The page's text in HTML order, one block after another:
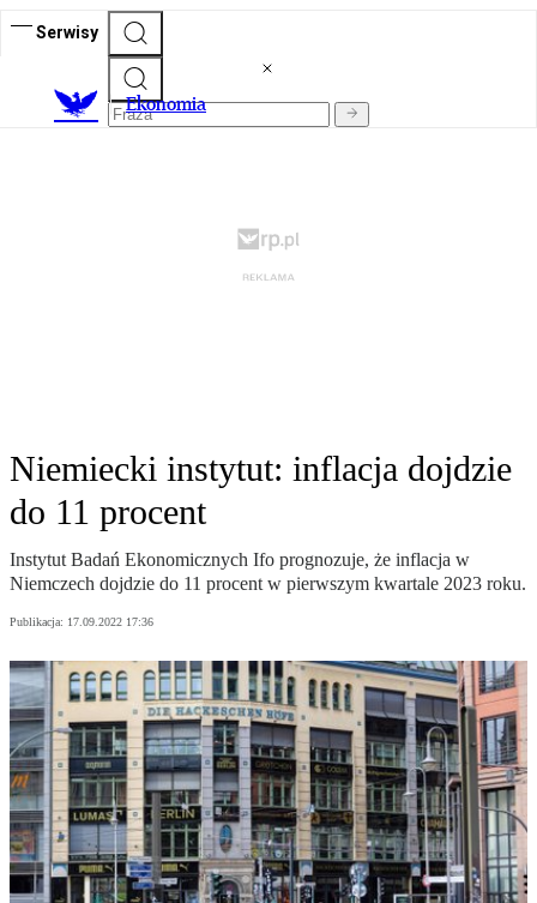
Serwisy
Ekonomia
Niemiecki instytut: inflacja dojdzie
do 11 procent
Instytut Badań Ekonomicznych Ifo prognozuje, że inflacja w
Niemczech dojdzie do 11 procent w pierwszym kwartale 2023 roku.
Publikacja: 17.09.2022 17:36